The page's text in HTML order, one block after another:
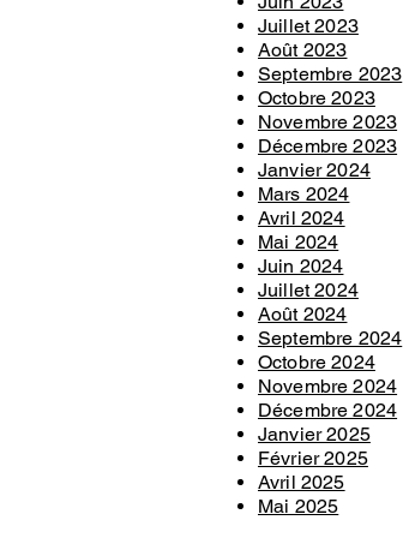
Juillet 2023
Août 2023
Septembre 2023
Octobre 2023
Novembre 2023
Décembre 2023
Janvier 2024
Mars 2024
Avril 2024
Mai 2024
Juin 2024
Juillet 2024
Août 2024
Septembre 2024
Octobre 2024
Novembre 2024
Décembre 2024
Janvier 2025
Février 2025
​Avril 2025
Mai 2025